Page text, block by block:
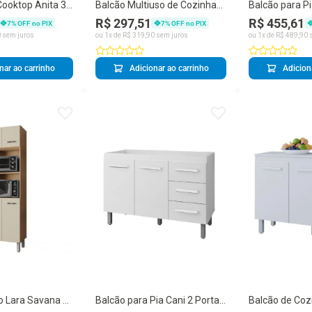
Anita 3
Branco
7% OFF no PIX
sem juros
ao carrinho
Balcão Multiuso de Cozinha
Helena 2 Portas MDF-MDP
70CM Preto Moblis Móveis
R$ 297,51 7% OFF no PIX
ou 1 x de R$ 319 90sem juros
Adicionar ao carrinho
Balcão para
3 Gavetas
Savana e
Móveis
R$ 455,61
ou 1 x de R$ 489 90
Savana 4
Balcão para Pia Cani 2 Portas
Balcão de